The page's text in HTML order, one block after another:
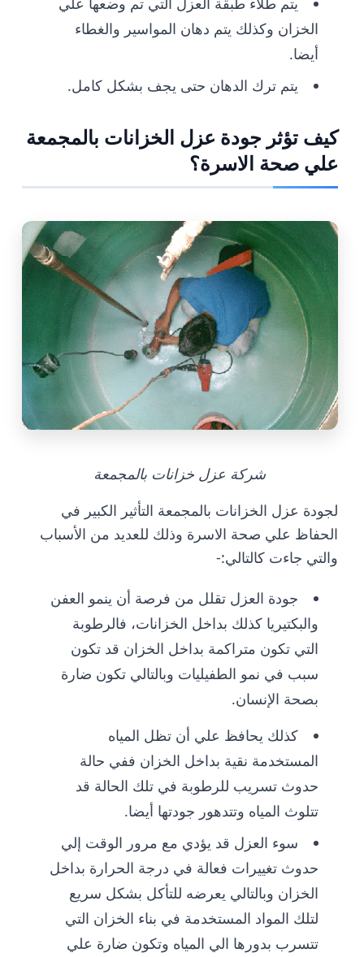
الخزان وكذلك يتم دهان المواسير والغطاء
أيضا.
يتم ترك الدهان حتى يجف بشكل كامل.
كيف تؤثر جودة عزل الخزانات بالمجمعة
علي صحة الاسرة؟
شركة عزل خزانات بالمجمعة
لجودة عزل الخزانات بالمجمعة التأثير الكبير في
الحفاظ علي صحة الاسرة وذلك للعديد من الأسباب
والتي جاءت كالتالي:-
جودة العزل تقلل من فرصة أن ينمو العفن
والبكتيريا كذلك بداخل الخزانات، فالرطوبة
التي تكون متراكمة بداخل الخزان قد تكون
سبب في نمو الطفيليات وبالتالي تكون ضارة
بصحة الإنسان.
كذلك يحافظ علي أن تظل المياه
المستخدمة نقية بداخل الخزان ففي حالة
حدوث تسريب للرطوبة في تلك الحالة قد
تتلوث المياه وتتدهور جودتها أيضا.
سوء العزل قد يؤدي مع مرور الوقت إلي
حدوث تغييرات فعالة في درجة الحرارة بداخل
الخزان وبالتالي يعرضه للتأكل بشكل سريع
لتلك المواد المستخدمة في بناء الخزان التي
تتسرب بدورها الي المياه وتكون ضارة علي